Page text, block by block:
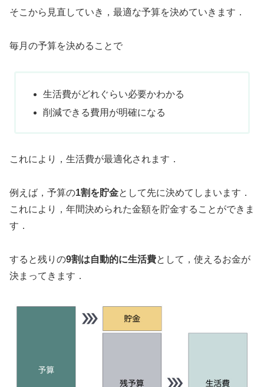
そこから見直していき，最適な予算を決めていきます．
毎月の予算を決めることで
生活費がどれぐらい必要かわかる
削減できる費用が明確になる
これにより，生活費が最適化されます．
例えば，予算の1割を貯金として先に決めてしまいます．
これにより，年間決められた金額を貯金することができま
す．
すると残りの9割は自動的に生活費として，使えるお金が
決まってきます．